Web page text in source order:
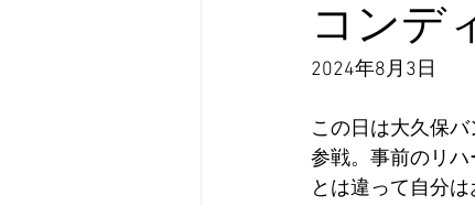
吹き替えが好き！！
Saturdeay Scrapbook タ
コンデ
2024年8月3日
この日は大久保
参戦。事前のリ
とは違って自分